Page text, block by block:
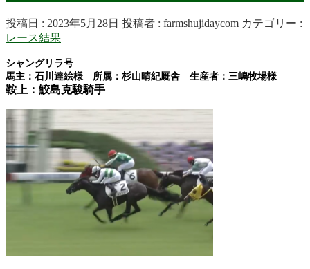
投稿日 : 2023年5月28日 投稿者 : farmshujidaycom カテゴリー :
レース結果
シャングリラ号
馬主：石川達絵様 所属：杉山晴紀厩舎 生産者：三嶋牧場様
鞍上：鮫島克駿騎手